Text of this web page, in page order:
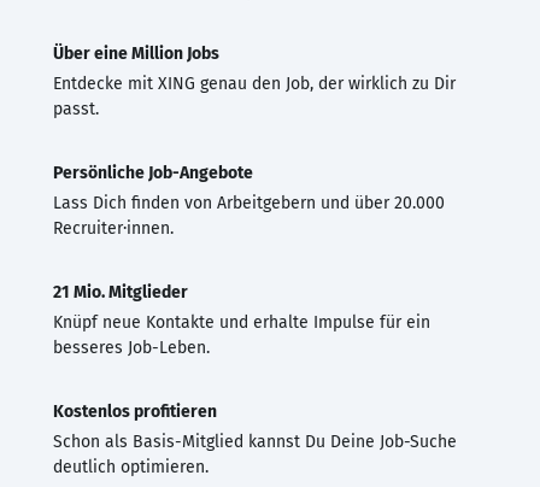
Über eine Million Jobs
Entdecke mit XING genau den Job, der wirklich zu Dir
passt.
Persönliche Job-Angebote
Lass Dich finden von Arbeitgebern und über 20.000
Recruiter·innen.
21 Mio. Mitglieder
Knüpf neue Kontakte und erhalte Impulse für ein
besseres Job-Leben.
Kostenlos profitieren
Schon als Basis-Mitglied kannst Du Deine Job-Suche
deutlich optimieren.